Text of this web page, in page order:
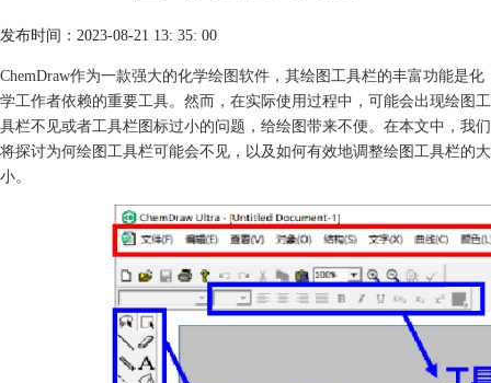
发布时间：2023-08-21 13: 35: 00
ChemDraw作为一款强大的化学绘图软件 ，其绘图工具栏的丰富功能是化
学工作者依赖的重要工具。然而，在实际使用过程中，可能会出现绘图工
具栏不见或者工具栏图标过小的问题，给绘图带来不便。在本文中，我们
将探讨为何绘图工具栏可能会不见，以及如何有效地调整绘图工具栏的大
小。